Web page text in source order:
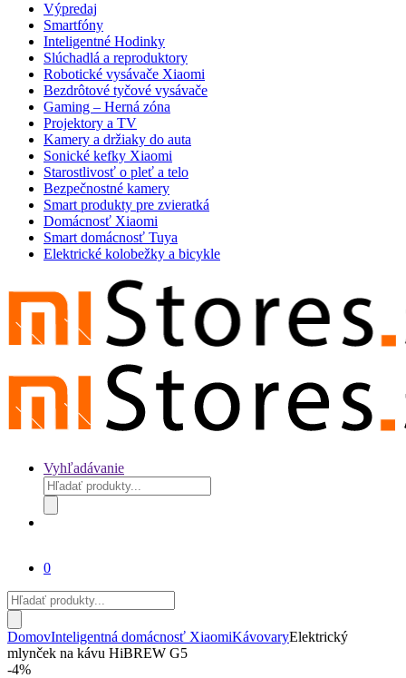
Výpredaj
Smartfóny
Inteligentné Hodinky
Slúchadlá a reproduktory
Robotické vysávače Xiaomi
Bezdrôtové tyčové vysávače
Gaming – Herná zóna
Projektory a TV
Kamery a držiaky do auta
Sonické kefky Xiaomi
Starostlivosť o pleť a telo
Bezpečnostné kamery
Smart produkty pre zvieratká
Domácnosť Xiaomi
Smart domácnosť Tuya
Elektrické kolobežky a bicykle
Vyhľadávanie
Products
search
0
Products
search
DomovInteligentná domácnosť XiaomiKávovaryElektrický
mlynček na kávu HiBREW G5
-4%